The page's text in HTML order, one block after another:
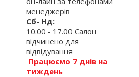
менеджерів
Сб- Нд:
10.00 - 17.00 Салон
відчинено для
відвідування
Працюємо 7 днів на
тиждень